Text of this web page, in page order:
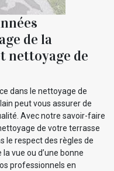
de la
nettoyage de
dans le nettoyage de
peut vous assurer de
Avec notre savoir-faire
de votre terrasse
le respect des règles de
vue ou d’une bonne
professionnels en